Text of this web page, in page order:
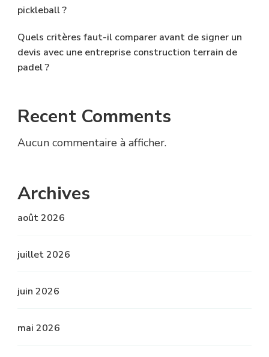
pickleball ?
Quels critères faut-il comparer avant de signer un
devis avec une entreprise construction terrain de
padel ?
Recent Comments
Aucun commentaire à afficher.
Archives
août 2026
juillet 2026
juin 2026
mai 2026